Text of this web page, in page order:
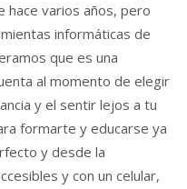
hace varios años, pero
informáticas de
que es una
al momento de elegir
y el sentir lejos a tu
formarte y educarse ya
y desde la
y con un celular,